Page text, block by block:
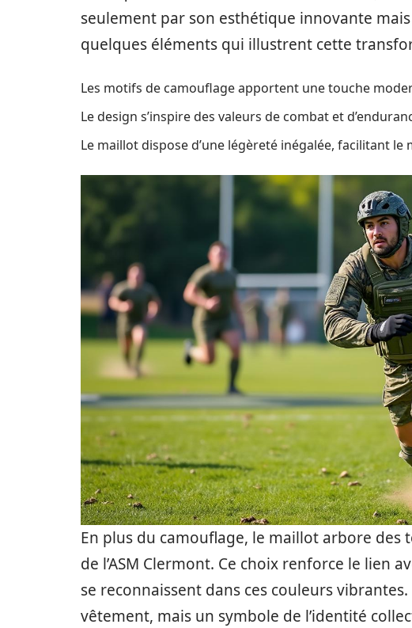
seulement par son esthétique innovante
quelques éléments qui illustrent cette
Les motifs de camouflage apportent une touche
Le design s’inspire des valeurs de combat et
Le maillot dispose d’une légèreté inégalée, facilitant
En plus du camouflage, le maillot arbore
de l’ASM Clermont. Ce choix renforce le lien
se reconnaissent dans ces couleurs
vêtement, mais un symbole de l’identité